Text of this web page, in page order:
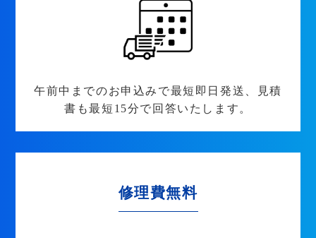
午前中までのお申込みで最短即日発送、見積
書も最短15分で回答いたします。
修理費無料